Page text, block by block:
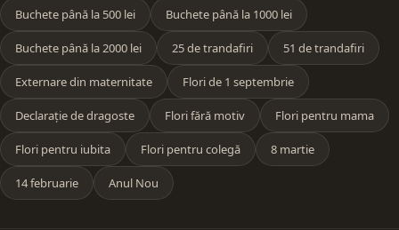
Buchete până la 500 lei Buchete până la 1000 lei
Buchete până la 2000 lei 25 de trandafiri 51 de trandafiri
Externare din maternitate Flori de 1 septembrie
Declarație de dragoste Flori fără motiv Flori pentru mama
Flori pentru iubita Flori pentru colegă 8 martie
14 februarie Anul Nou